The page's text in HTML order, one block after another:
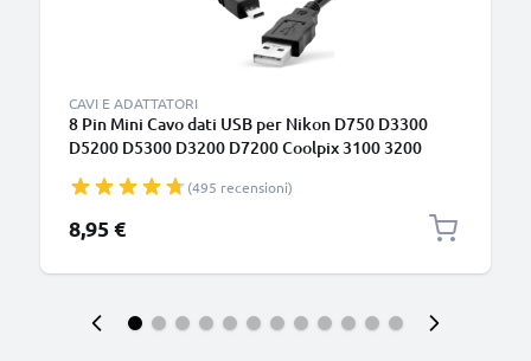
CAVI E ADATTATORI
8 Pin Mini Cavo dati USB per Nikon D750 D3300
D5200 D5300 D3200 D7200 Coolpix 3100 3200
(495 recensioni)
8,95 €